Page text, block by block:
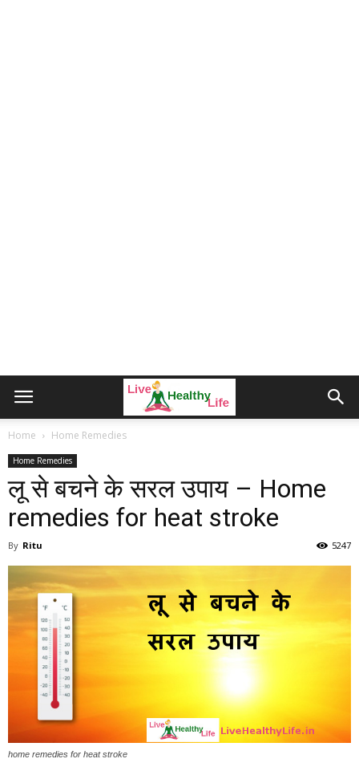
Home Home Remedies
Home Remedies
लू से बचने के सरल उपाय – Home
remedies for heat stroke
By Ritu 5247
home remedies for heat stroke